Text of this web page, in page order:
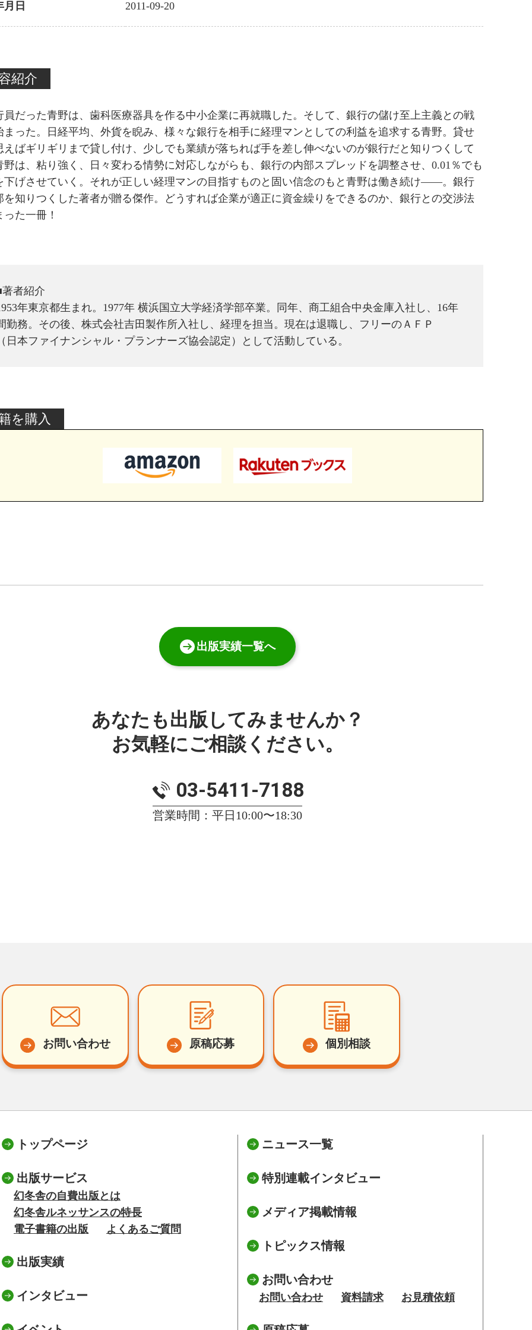
月日 2011-09-20
紹介
員だった青野は、歯科医療器具を作る中小企業に再就職した。そして、銀行の儲け至上主義との戦
まった。日経平均、外貨を睨み、様々な銀行を相手に経理マンとしての利益を追求する青野。貸せ
えばギリギリまで貸し付け、少しでも業績が落ちれば手を差し伸べないのが銀行だと知りつくして
野は、粘り強く、日々変わる情勢に対応しながらも、銀行の内部スプレッドを調整させ、0.01％でも
下げさせていく。それが正しい経理マンの目指すものと固い信念のもと青野は働き続け――。銀行
を知りつくした著者が贈る傑作。どうすれば企業が適正に資金繰りをできるのか、銀行との交渉法
た一冊！
者紹介
年東京都生まれ。1977年 横浜国立大学経済学部卒業。同年、商工組合中央金庫入社し、16年
勤務。その後、株式会社吉田製作所入社し、経理を担当。現在は退職し、フリーのＡＦＰ
日本ファイナンシャル・プランナーズ協会認定）として活動している。
を購入
出版実績一覧へ
あなたも出版してみませんか？
お気軽にご相談ください。
03-5411-7188
営業時間：平日10:00〜18:30
お問い合わせ 原稿応募 個別相談
トップページ
出版サービス
幻冬舎の自費出版とは
幻冬舎ルネッサンスの特長
電子書籍の出版
よくあるご質問
出版実績
インタビュー
ニュース一覧
特別連載インタビュー
メディア掲載情報
トピックス情報
お問い合わせ
お問い合わせ 資料請求 お見積依頼